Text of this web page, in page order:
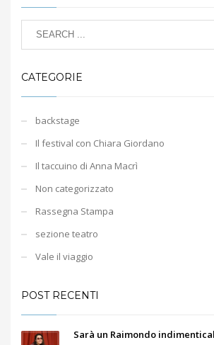
CATEGORIE
backstage
Il festival con Chiara Giordano
Il taccuino di Anna Macrì
Non categorizzato
Rassegna Stampa
sezione teatro
Vale il viaggio
POST RECENTI
Sarà un Raimondo